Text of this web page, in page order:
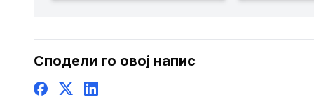
седница
Сподели го овој напис